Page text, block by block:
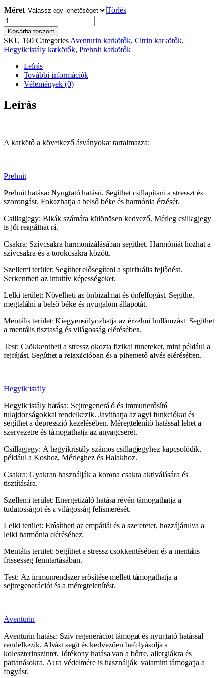
Méret
Törlés
Elfogadás,
boldogság,
gondtalanság
bevonzó
karkötő
mennyiség
Kosárba teszem
SKU 160 Categories Aventurin karkötők, Citrin karkötők,
Hegyikristály karkötők, Prehnit karkötők
Leírás
További információk
Vélemények (0)
Leírás
A karkötő a következő ásványokat tartalmazza:
Prehnit
Prehnit hatása: Nyugtató hatású. Segíthet csillapítani a stresszt és
szorongást. Fokozhatja a belső béke és harmónia érzését.
Csillagjegy: Bikák számára különösen kedvező. Mérleg csillagjegy
is jól reagálhat rá.
Csakra: Szívcsakra harmonizálásában segíthet. Harmóniát hozhat a
szívcsakra és a torokcsakra között.
Szellemi terület: Segíthet elősegíteni a spirituális fejlődést.
Serkentheti az intuitív képességeket.
Lelki terület: Növelheti az önbizalmat és önfelfogást. Segíthet
megtalálni a belső béke és nyugalom állapotát.
Mentális terület: Kiegyensúlyozhatja az érzelmi hullámzást. Segíthet
a mentális tisztaság és világosság elérésében.
Test: Csökkentheti a stressz okozta fizikai tüneteket, mint például a
fejfájást. Segíthet a relaxációban és a pihentető alvás elérésében.
Hegyikristály
Hegyikristály hatása: Sejtregeneráló és immunerősítő
tulajdonságokkal rendelkezik. Javíthatja az agyi funkciókat és
segíthet a depresszió kezelésében. Méregtelenítő hatással lehet a
szervezetre és támogathatja az anyagcserét.
Csillagjegy: A hegyikristály számos csillagjegyhez kapcsolódik,
például a Koshoz, Mérleghez és Halakhoz.
Csakra: Gyakran használják a korona csakra aktiválására és
tisztítására.
Szellemi terület: Energetizáló hatása révén támogathatja a
tudatosságot és a világosság felismerését.
Lelki terület: Erősítheti az empátiát és a szeretetet, hozzájárulva a
lelki harmónia eléréséhez.
Mentális terület: Segíthet a stressz csökkentésében és a mentális
frissesség fenntartásában.
Test: Az immunrendszer erősítése mellett támogathatja a
sejtregenerációt és a méregtelenítést.
Aventurin
Aventurin hatása: Szív regenerációt támogat és nyugtató hatással
rendelkezik. Alvást segít és kedvezően befolyásolja a
koleszterinszintet. Jótékony hatása van a bőrre, allergiákra és
pattanásokra. Aura védelmére is használják, valamint támogatja a
fogyást.